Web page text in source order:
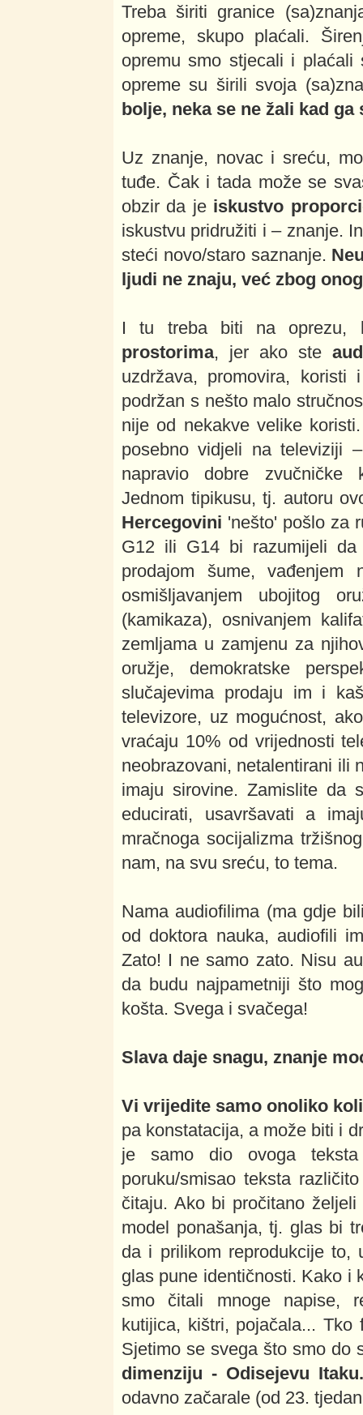
Treba širiti granice
opreme, skupo plaćali.
opremu smo stjecali i
opreme su širili svoja
bolje, neka se ne žali kad ga
Uz znanje, novac i sreću,
tuđe. Čak i tada može se
obzir da je iskustvo
iskustvu pridružiti i – znanje.
steći novo/staro saznanje.
ljudi ne znaju, već zbog
I tu treba biti na
prostorima, jer ako ste
uzdržava, promovira,
podržan s nešto malo
nije od nekakve velike
posebno vidjeli na televiziji
napravio dobre zvučničke
Jednom tipikusu, tj. autoru
Hercegovini 'nešto' pošlo za
G12 ili G14 bi razumijeli
prodajom šume,
osmišljavanjem ubojitog
(kamikaza), osnivanjem
zemljama u zamjenu za
oružje, demokratske
slučajevima prodaju im i
televizore, uz mogućnost,
vraćaju 10% od vrijednosti
neobrazovani, netalentirani ili
imaju sirovine. Zamislite da
educirati, usavršavati a
mračnoga socijalizma
nam, na svu sreću, to tema.
Nama audiofilima (ma gdje
od doktora nauka, audiofili
Zato! I ne samo zato. Nisu
da budu najpametniji što
košta. Svega i svačega!
Slava daje snagu, znanje
Vi vrijedite samo onoliko
pa konstatacija, a može biti i
je samo dio ovoga
poruku/smisao teksta
čitaju. Ako bi pročitano
model ponašanja, tj. glas bi
da i prilikom reprodukcije to,
glas pune identičnosti. Kako i
smo čitali mnoge napise,
kutijica, kištri, pojačala...
Sjetimo se svega što smo
dimenziju - Odisejevu Itaku.
odavno začarale (od 23.